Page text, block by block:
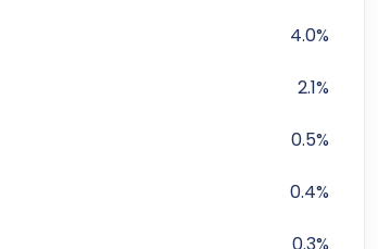
4.0%
2.1%
0.5%
0.4%